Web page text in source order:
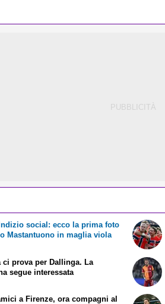
Indizio social: ecco la prima foto
Mastantuono in maglia viola
ci prova per Dallinga. La
segue interessata
a Firenze, ora compagni al